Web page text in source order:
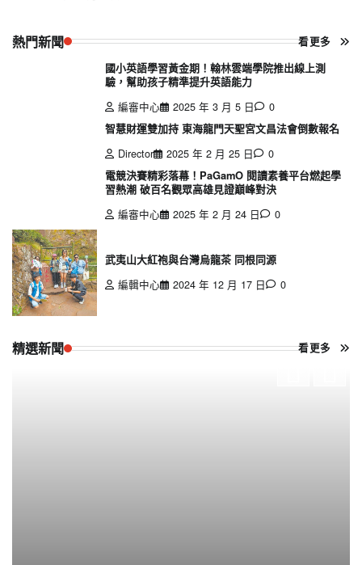
熱門新聞 看更多
國小英語學習黃金期！翰林雲端學院推出線上測
驗，幫助孩子精準提升英語能力
編審中心
2025 年 3 月 5 日
0
智慧財運雙加持 東海龍門天聖宮文昌法會倒數報名
Director
2025 年 2 月 25 日
0
電競決賽精彩落幕！PaGamO 閱讀素養平台燃起學
習熱潮 破百名觀眾高雄見證巔峰對決
編審中心
2025 年 2 月 24 日 0
武夷山大紅袍與台灣烏龍茶 同根同源
編輯中心
2024 年 12 月 17 日 0
精選新聞 看更多